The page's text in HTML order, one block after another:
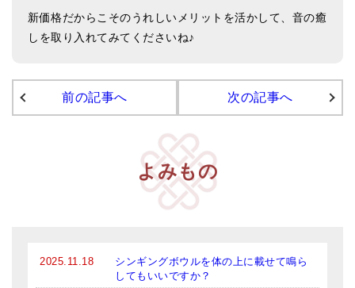
ロゴステッカー・ポストカード各種
チベット・マントラ・ヒーリングCD
ギフトラッピング
新価格だからこそのうれしいメリットを活かして、音の癒
しを取り入れてみてくださいね♪
前の記事へ 次の記事へ
よみもの
2025.11.18
シンギングボウルを体の上に載せて鳴ら
してもいいですか？